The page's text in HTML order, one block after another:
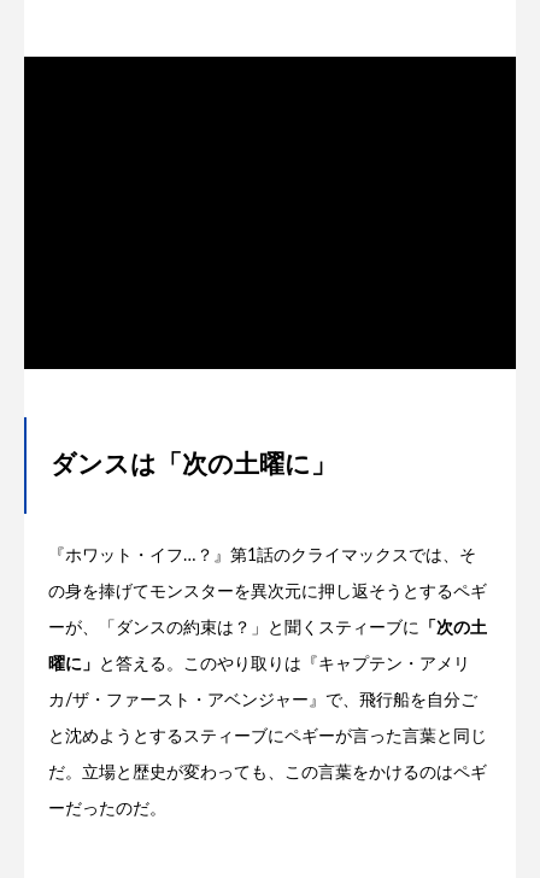
ダンスは「次の土曜に」
『ホワット・イフ…？』第1話のクライマックスでは、そ
の身を捧げてモンスターを異次元に押し返そうとするペギ
ーが、「ダンスの約束は？」と聞くスティーブに 「次の土
曜に」 と答える。このやり取りは『キャプテン・アメリ
カ/ザ・ファースト・アベンジャー』で、飛行船を自分ご
と沈めようとするスティーブにペギーが言った言葉と同じ
だ。立場と歴史が変わっても、この言葉をかけるのはペギ
ーだったのだ。